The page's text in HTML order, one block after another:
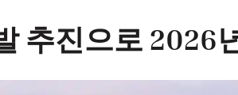
추진으로 2026